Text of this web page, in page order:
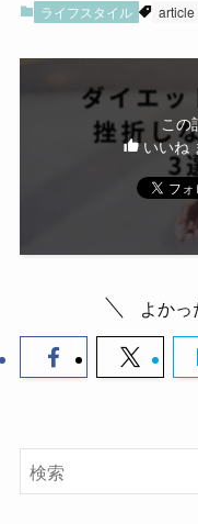
ライフスタイル article
この
いいね
よかっ